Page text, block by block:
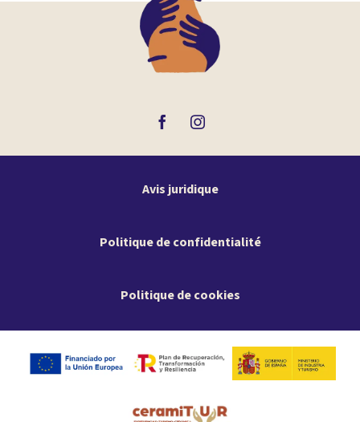
Avis juridique
Politique de confidentialité
Politique de cookies